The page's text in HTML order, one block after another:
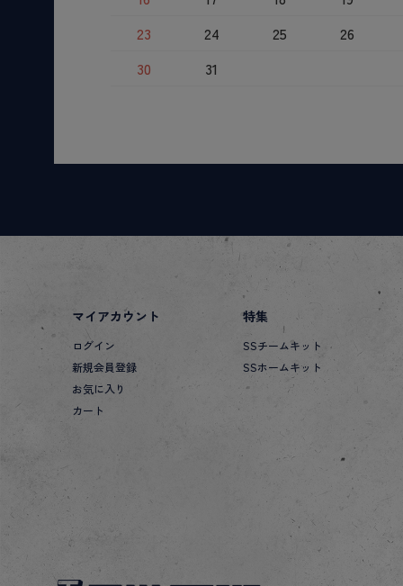
23
24 25 26
30
31
マイアカウント
ログイン
新規会員登録
お気に入り
カート
特集
SSチームキット
SSホームキット